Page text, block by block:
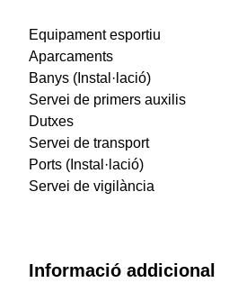
Equipament esportiu
Aparcaments
Banys (Instal·lació)
Servei de primers auxilis
Dutxes
Servei de transport
Ports (Instal·lació)
Servei de vigilància
Informació addicional